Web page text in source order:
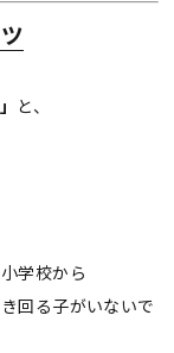
と、
学校から
回る子がいないで